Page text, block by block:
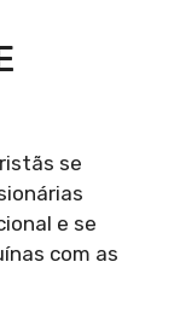
se
e se
com as